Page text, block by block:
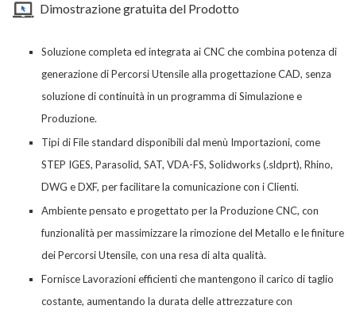
Dimostrazione gratuita del Prodotto
Soluzione completa ed integrata ai CNCche combina potenza di
generazione di Percorsi Utensile alla progettazione CAD, senza
soluzione di continuità in un programma di Simulazione e
Produzione.
Tipi di File standard disponibili dal menù Importazioni, come
STEP IGES, Parasolid, SAT, VDA-FS, Solidworks (.sldprt), Rhino,
DWG e DXF, per facilitare la comunicazione con i Clienti.
Ambiente pensato e progettato per la Produzione CNC, con
funzionalità per massimizzare la rimozione del Metallo e le finiture
dei Percorsi Utensile, con una resa di alta qualità.
Fornisce Lavorazioni efficienti che mantengono il carico di taglio
costante, aumentando la durata delle attrezzature con